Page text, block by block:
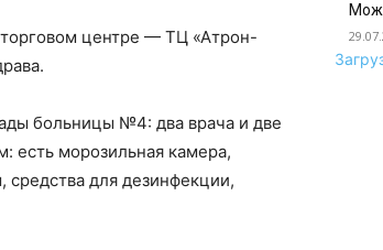
торговом центре — ТЦ «Атрон-
больницы №4: два врача и две
есть морозильная камера,
для дезинфекции,